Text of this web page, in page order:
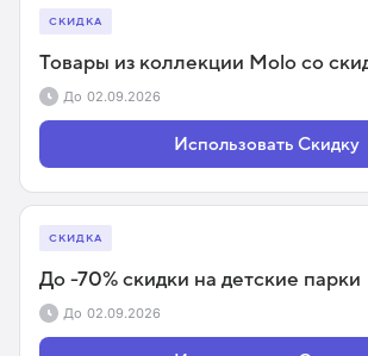
СКИДКА
Товары из коллекции Molo со
До 02.09.2026
Использовать Скидку
СКИДКА
До -70% скидки на детские парки
До 02.09.2026